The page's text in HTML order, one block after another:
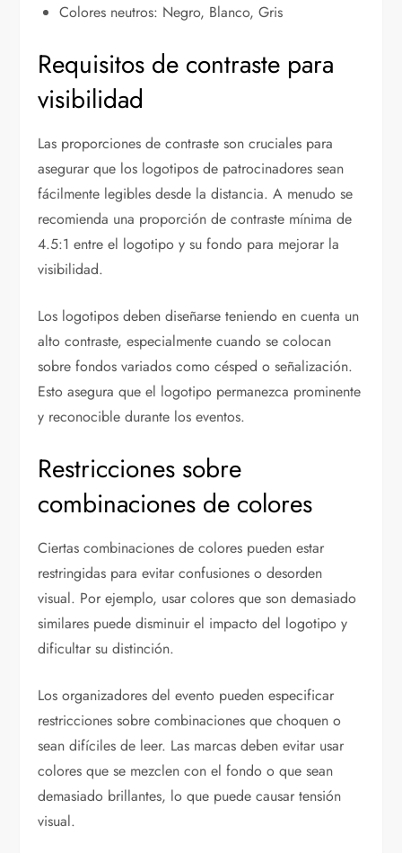
Colores neutros: Negro, Blanco, Gris
Requisitos de contraste para
visibilidad
Las proporciones de contraste son cruciales para
asegurar que los logotipos de patrocinadores sean
fácilmente legibles desde la distancia. A menudo se
recomienda una proporción de contraste mínima de
4.5:1 entre el logotipo y su fondo para mejorar la
visibilidad.
Los logotipos deben diseñarse teniendo en cuenta un
alto contraste, especialmente cuando se colocan
sobre fondos variados como césped o señalización.
Esto asegura que el logotipo permanezca prominente
y reconocible durante los eventos.
Restricciones sobre
combinaciones de colores
Ciertas combinaciones de colores pueden estar
restringidas para evitar confusiones o desorden
visual. Por ejemplo, usar colores que son demasiado
similares puede disminuir el impacto del logotipo y
dificultar su distinción.
Los organizadores del evento pueden especificar
restricciones sobre combinaciones que choquen o
sean difíciles de leer. Las marcas deben evitar usar
colores que se mezclen con el fondo o que sean
demasiado brillantes, lo que puede causar tensión
visual.